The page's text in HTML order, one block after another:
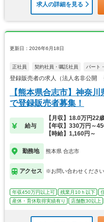
求人の詳細を見る
更新日：2026年6月18日
正社員 契約社員・嘱託社員 パート
登録販売者の求人（法人名非公開
【熊本県合志市】神奈
で登録販売者募集！
給与
【月収】18.0万円22
【年収】330万円～
【時給】1,160円～
勤務地 熊本県 合志市
アクセス ※お問い合わせください
年収450万円以上可 残業月10ｈ以下
産休・育休取得実績有り
店舗数30以上